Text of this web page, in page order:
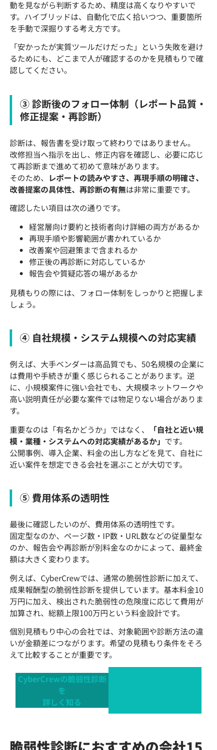
動を見ながら判断するため、精度は高くなりやすいで
す。ハイブリッドは、自動化で広く拾いつつ、重要箇所
を手動で深掘りする考え方です。
「安かったが実質ツールだけだった」という失敗を避け
るためにも、どこまで人が確認するのかを見積もりで確
認してください。
③ 診断後のフォロー体制（レポート品質・
修正提案・再診断）
診断は、報告書を受け取って終わりではありません。
改修担当へ指示を出し、修正内容を確認し、必要に応じ
て再診断まで進めて初めて意味があります。
そのため、 レポートの読みやすさ、再現手順の明確さ、
改善提案の具体性、再診断の有無は非常に重要です。
確認したい項目は次の通りです。
経営層向け要約と技術者向け詳細の両方があるか
再現手順や影響範囲が書かれているか
改善案や回避策まで含まれるか
修正後の再診断に対応しているか
報告会や質疑応答の場があるか
見積もりの際には、フォロー体制をしっかりと把握しま
しょう。
④ 自社規模・システム規模への対応実績
例えば、大手ベンダーは高品質でも、50名規模の企業に
は費用や手続きが重く感じられることがあります。逆
に、小規模案件に強い会社でも、大規模ネットワークや
高い説明責任が必要な案件では物足りない場合がありま
す。
重要なのは「有名かどうか」ではなく、
「自社と近い規
模・業種・システムへの対応実績があるか」 です。
公開事例、導入企業、料金の出し方などを見て、自社に
近い案件を想定できる会社を選ぶことが大切です。
⑤ 費用体系の透明性
最後に確認したいのが、費用体系の透明性です。
固定型なのか、ページ数・IP数・URL数などの従量型な
のか、報告会や再診断が別料金なのかによって、最終金
額は大きく変わります。
例えば、CyberCrewでは、通常の脆弱性診断に加えて、
成果報酬型の脆弱性診断を提供しています。基本料金10
万円に加え、検出された脆弱性の危険度に応じて費用が
加算され、総額上限100万円という料金設計です。
個別見積もり中心の会社では、対象範囲や診断方法の違
いが金額差につながります。希望の見積もり条件をそろ
えて比較することが重要です。
CyberCrewの脆弱性診断
を
詳しく知る